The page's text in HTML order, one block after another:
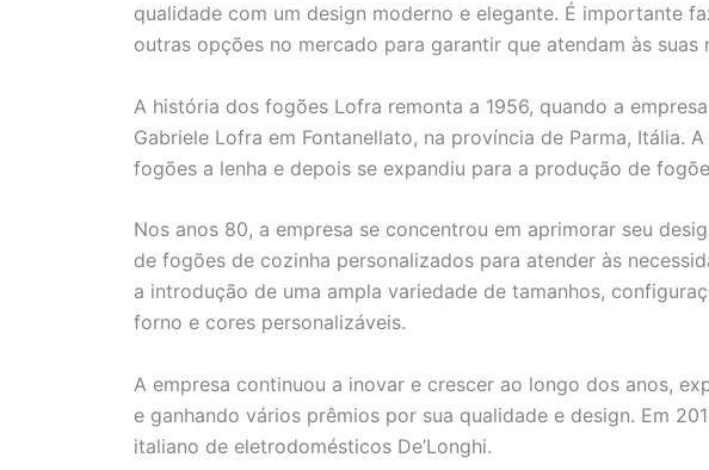
qualidade com um design moderno e elegante. É importante
outras opções no mercado para garantir que atendam às suas
A história dos fogões Lofra remonta a 1956, quando a
Gabriele Lofra em Fontanellato, na província de Parma, Itália.
fogões a lenha e depois se expandiu para a produção de
Nos anos 80, a empresa se concentrou em aprimorar seu
de fogões de cozinha personalizados para atender às
a introdução de uma ampla variedade de tamanhos,
forno e cores personalizáveis.
A empresa continuou a inovar e crescer ao longo dos anos,
e ganhando vários prêmios por sua qualidade e design. Em
italiano de eletrodomésticos De’Longhi.